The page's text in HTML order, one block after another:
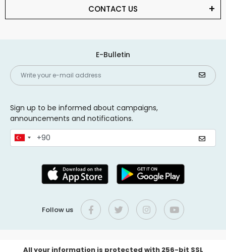
CONTACT US
E-Bulletin
Sign up to be informed about campaigns,
announcements and notifications.
Follow us
All your information is protected with 256-bit SSL